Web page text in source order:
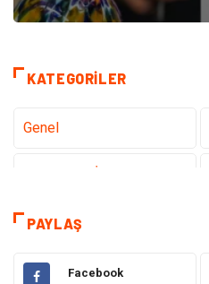
KATEGORILER
Genel
Teknoloji & İnternet
Eğitim & Kariyer
Gündem
PAYLAŞ
Facebook